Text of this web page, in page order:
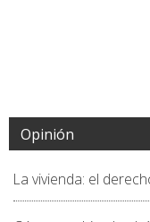
Opinión
La vivienda: el